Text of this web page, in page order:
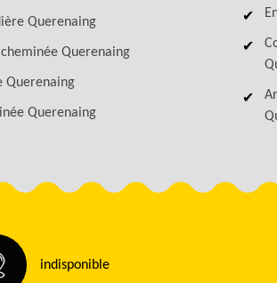
Querenaing
Querenaing
Querenaing
Querenaing
indisponible